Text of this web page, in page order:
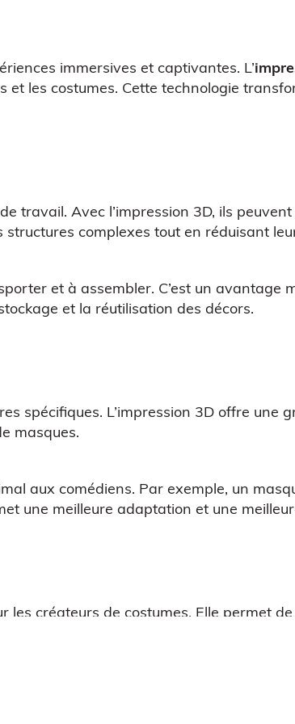
immersives et captivantes. L’
et les costumes. Cette technologie
travail. Avec l’impression 3D, ils
complexes tout en réduisant
et à assembler. C’est un avantage
et la réutilisation des décors.
spécifiques. L’impression 3D offre une
masques.
aux comédiens. Par exemple, un
une meilleure adaptation et une
les créateurs de costumes. Elle permet